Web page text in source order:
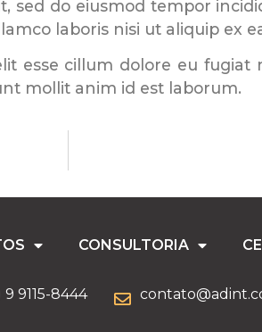
sed do eiusmod tempor
laboris nisi ut aliquip ex
esse cillum dolore eu fugiat
mollit anim id est laborum.
CONSULTORIA
9 9115-8444